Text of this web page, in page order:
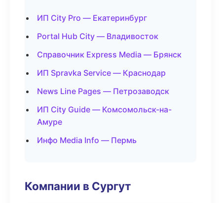
ИП City Pro — Екатеринбург
Portal Hub City — Владивосток
Справочник Express Media — Брянск
ИП Spravka Service — Краснодар
News Line Pages — Петрозаводск
ИП City Guide — Комсомольск-на-
Амуре
Инфо Media Info — Пермь
Компании в Сургут